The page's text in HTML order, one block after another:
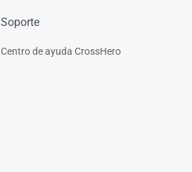
Soporte
Centro de ayuda CrossHero